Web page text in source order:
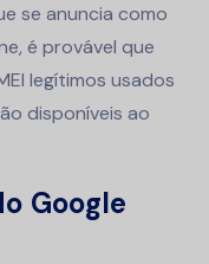
se anuncia como
é provável que
legítimos usados
disponíveis ao
Google